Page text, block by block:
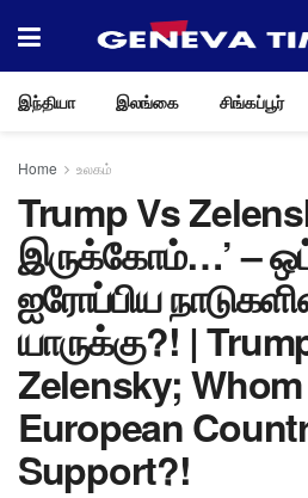
இந்தியா இலங்கை சிங்கப்பூர்
Home உலகம்
Trump Vs
இருக்கோம்…’ –
ஐரோப்பிய
யாருக்கு?! |
Zelensky;
European
Support?!